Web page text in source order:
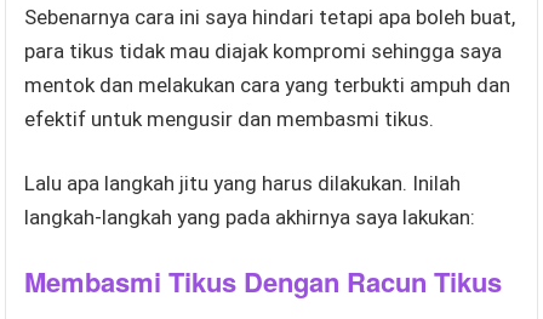
Sebenarnya cara ini saya hindari tetapi apa boleh buat,
para tikus tidak mau diajak kompromi sehingga saya
mentok dan melakukan cara yang terbukti ampuh dan
efektif untuk mengusir dan membasmi tikus.
Lalu apa langkah jitu yang harus dilakukan. Inilah
langkah-langkah yang pada akhirnya saya lakukan:
Membasmi Tikus Dengan Racun Tikus